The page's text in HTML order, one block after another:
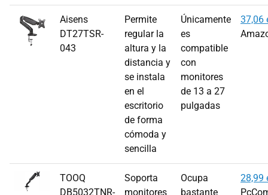
Aisens
DT27TSR-
043
Permite
regular la
altura y la
distancia y
se instala
en el
escritorio
de forma
cómoda y
sencilla
Únicamente
es
compatible
con
monitores
de 13 a 27
pulgadas
37,06
TOOQ
DB5032TNR-
Soporta
monitores
Ocupa
bastante
28,99